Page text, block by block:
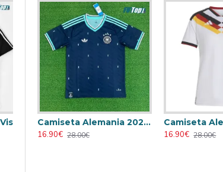
Camiseta Alemania Visitante Retro 1988/90 Negro
Camiseta Alemania 2026 Azul
16.90€ 28.00€
16.90€ 28.00€